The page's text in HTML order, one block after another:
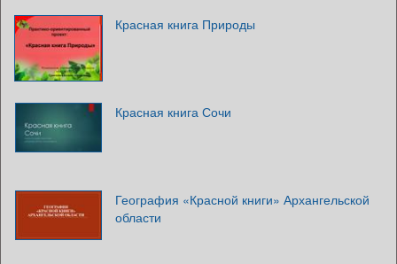
Красная книга Природы
Красная книга Сочи
География «Красной книги» Архангельской
области